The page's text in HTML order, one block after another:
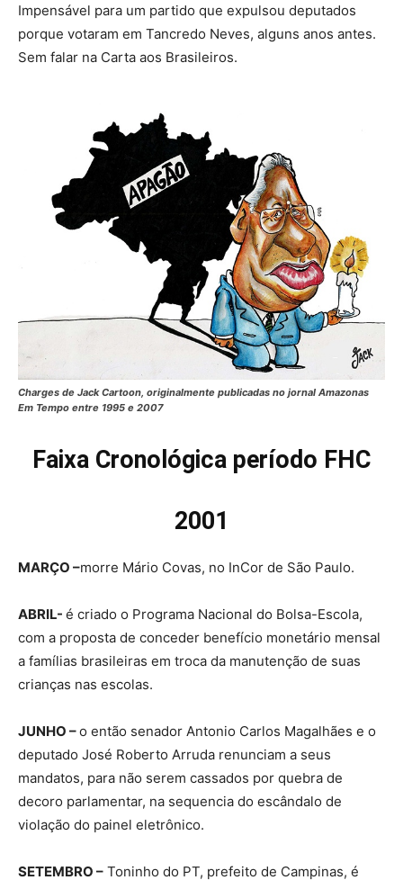
Impensável para um partido que expulsou deputados
porque votaram em Tancredo Neves, alguns anos antes.
Sem falar na Carta aos Brasileiros.
Charges de Jack Cartoon, originalmente publicadas no jornal Amazonas
Em Tempo entre 1995 e 2007
Faixa Cronológica período FHC
2001
MARÇO –morre Mário Covas, no InCor de São Paulo.
ABRIL- é criado o Programa Nacional do Bolsa-Escola,
com a proposta de conceder benefício monetário mensal
a famílias brasileiras em troca da manutenção de suas
crianças nas escolas.
JUNHO –o então senador Antonio Carlos Magalhães e o
deputado José Roberto Arruda renunciam a seus
mandatos, para não serem cassados por quebra de
decoro parlamentar, na sequencia do escândalo de
violação do painel eletrônico.
SETEMBRO – Toninho do PT, prefeito de Campinas, é